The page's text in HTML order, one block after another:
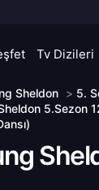
Tv Dizileri
Sheldon > 5.
5.Sezon